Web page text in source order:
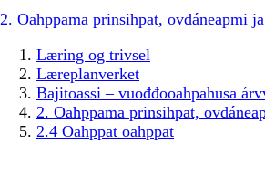
2. Oahppama prinsihpat, ovdáneapmi
Læring og trivsel
Læreplanverket
Bajitoassi – vuođđooahpahusa
2. Oahppama prinsihpat,
2.4 Oahppat oahppat